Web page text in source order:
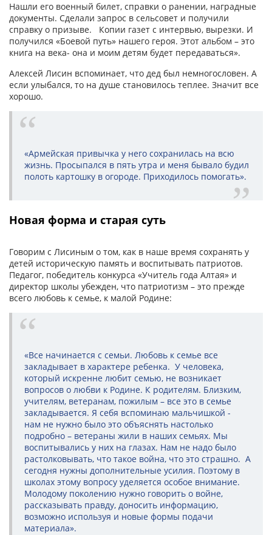
Нашли его военный билет, справки о ранении, наградные
документы. Сделали запрос в сельсовет и получили
справку о призыве. Копии газет с интервью, вырезки. И
получился «Боевой путь» нашего героя. Этот альбом – это
книга на века- она и моим детям будет передаваться».
Алексей Лисин вспоминает, что дед был немногословен. А
если улыбался, то на душе становилось теплее. Значит все
хорошо.
«Армейская привычка у него сохранилась на всю
жизнь. Просыпался в пять утра и меня бывало будил
полоть картошку в огороде. Приходилось помогать».
Новая форма и старая суть
Говорим с Лисиным о том, как в наше время сохранять у
детей историческую память и воспитывать патриотов.
Педагог, победитель конкурса «Учитель года Алтая» и
директор школы убежден, что патриотизм – это прежде
всего любовь к семье, к малой Родине:
«Все начинается с семьи. Любовь к семье все
закладывает в характере ребенка. У человека,
который искренне любит семью, не возникает
вопросов о любви к Родине. К родителям. Близким,
учителям, ветеранам, пожилым – все это в семье
закладывается. Я себя вспоминаю мальчишкой -
нам не нужно было это объяснять настолько
подробно – ветераны жили в наших семьях. Мы
воспитывались у них на глазах. Нам не надо было
растолковывать, что такое война, что это страшно. А
сегодня нужны дополнительные усилия. Поэтому в
школах этому вопросу уделяется особое внимание.
Молодому поколению нужно говорить о войне,
рассказывать правду, доносить информацию,
возможно используя и новые формы подачи
материала».